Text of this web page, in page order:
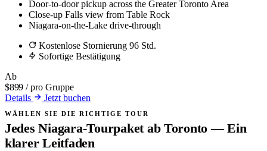
Door-to-door pickup across the Greater Toronto Area
Close-up Falls view from Table Rock
Niagara-on-the-Lake drive-through
Kostenlose Stornierung 96 Std.
Sofortige Bestätigung
Ab
$899 / pro Gruppe
Details
Jetzt buchen
WÄHLEN SIE DIE RICHTIGE TOUR
Jedes Niagara-Tourpaket ab Toronto — Ein
klarer Leitfaden